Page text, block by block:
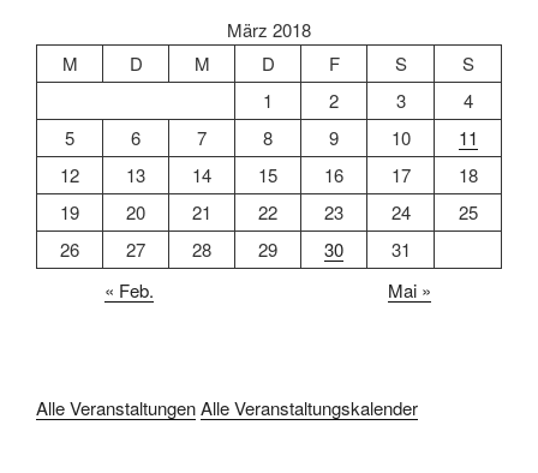
März 2018
M
D M D F S
S
1
2 3
4
5
6 7 8 9 10
11
12
13 14 15 16 17
18
19
20 21 22 23 24
25
26
27 28 29 30
31
« Feb.
Mai »
Alle VeranstaltungenAlle Veranstaltungskalender